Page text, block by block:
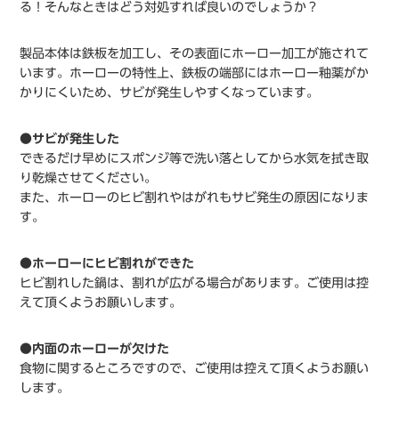
る！そんなときはどう対処すれば良いのでしょうか？
製品本体は鉄板を加工し、その表面にホーロー加工が施されて
います。ホーローの特性上、鉄板の端部にはホーロー釉薬がか
かりにくいため、サビが発生しやすくなっています。
●サビが発生した
できるだけ早めにスポンジ等で洗い落としてから水気を拭き取
り乾燥させてください。
また、ホーローのヒビ割れやはがれもサビ発生の原因になりま
す。
●ホーローにヒビ割れができた
ヒビ割れした鍋は、割れが広がる場合があります。ご使用は控
えて頂くようお願いします。
●内面のホーローが欠けた
食物に関するところですので、ご使用は控えて頂くようお願い
します。